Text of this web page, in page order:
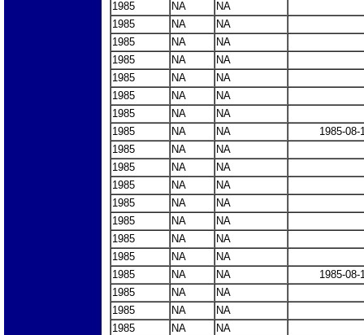
1985 NA
NA
1985
NA
NA
1985
NA
NA
1985
NA
NA
1985
NA
NA
1985
NA
NA
1985
NA
NA
1985
NA NA
1985-08-
1985
NA
NA
1985
NA
NA
1985
NA
NA
1985
NA
NA
1985
NA
NA
1985
NA
NA
1985
NA
NA
1985
NA NA
1985-08-
1985
NA
NA
1985
NA
NA
1985
NA
NA